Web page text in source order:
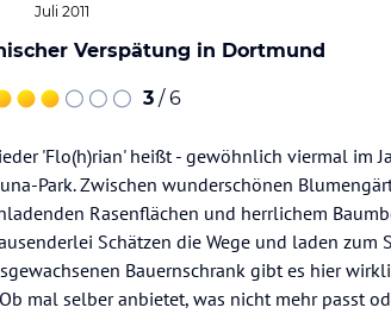
Juli 2011
Verspätung in Dortmund
3 / 6
'Flo(h)rian' heißt - gewöhnlich viermal im
Park. Zwischen wunderschönen
Rasenflächen und herrlichem
Schätzen die Wege und laden zum
Bauernschrank gibt es hier
mal selber anbietet, was nicht mehr passt